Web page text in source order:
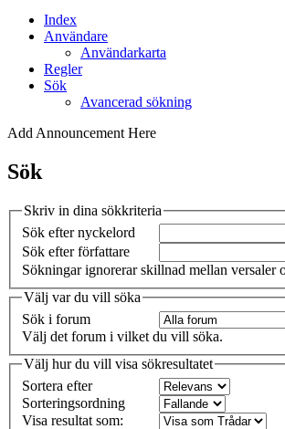
Index
Användare
Användarkarta
Regler
Sök
Avancerad sökning
Add Announcement Here
Sök
Skriv in dina sökkriteria
Sök efter nyckelord
Sök efter författare
Sökningar ignorerar skillnad mellan versaler
Välj var du vill söka
Sök i forum
Välj det forum i vilket du vill söka.
Välj hur du vill visa sökresultatet
Sortera efter
Sorteringsordning
Visa resultat som: